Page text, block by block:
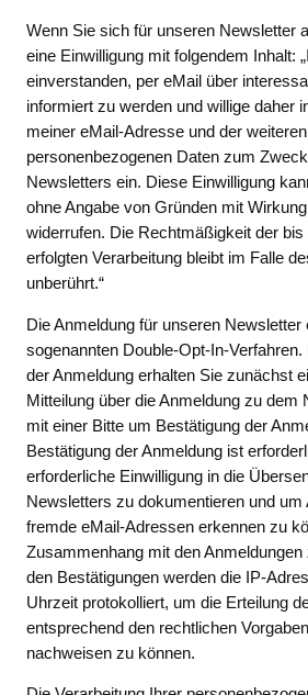
Wenn Sie sich für unseren Newsletter
eine Einwilligung mit folgendem Inhalt:
einverstanden, per eMail über
informiert zu werden und willige daher
meiner eMail-Adresse und der
personenbezogenen Daten zum
Newsletters ein. Diese Einwilligung
ohne Angabe von Gründen mit
widerrufen. Die Rechtmäßigkeit der
erfolgten Verarbeitung bleibt im Falle
unberührt.“
Die Anmeldung für unseren Newsletter
sogenannten Double-Opt-In-
der Anmeldung erhalten Sie zunächst
Mitteilung über die Anmeldung zu dem
mit einer Bitte um Bestätigung der
Bestätigung der Anmeldung ist
erforderliche Einwilligung in die
Newsletters zu dokumentieren und um
fremde eMail-Adressen erkennen zu
Zusammenhang mit den
den Bestätigungen werden die IP-
Uhrzeit protokolliert, um die Erteilung
entsprechend den rechtlichen
nachweisen zu können.